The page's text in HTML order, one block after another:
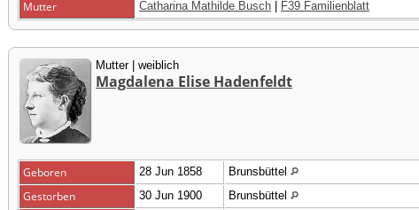
Mutter Catharina Mathilde Busch F39 Familienblatt
Mutter | weiblich
Magdalena Elise Hadenfeldt
Geboren 28 Jun 1858 Brunsbüttel
Gestorben 30 Jun 1900 Brunsbüttel